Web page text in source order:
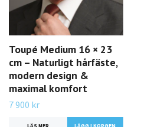
Toupé Medium 16 × 23
cm – Naturligt hårfäste,
modern design &
maximal komfort
7 900 kr